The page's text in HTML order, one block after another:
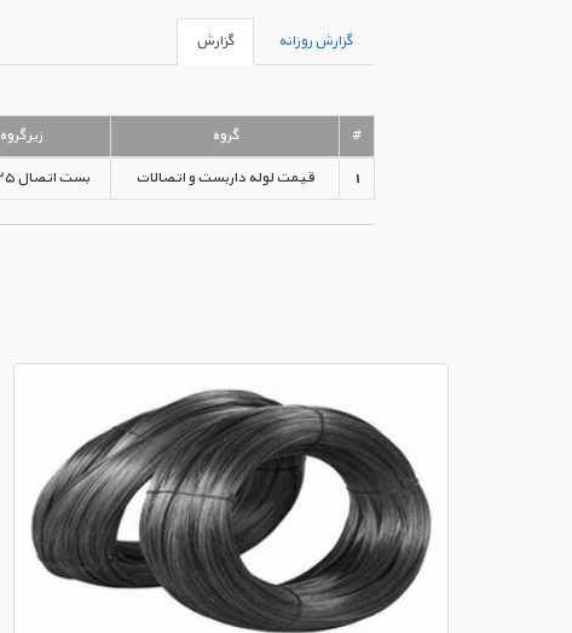
گزارش روزانه گزارش
# گروه زیرگروه
1
قیمت لوله داربست و اتصالات بست اتصال ۲۵ سانتی